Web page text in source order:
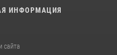
ИНФОРМАЦИЯ
сайта